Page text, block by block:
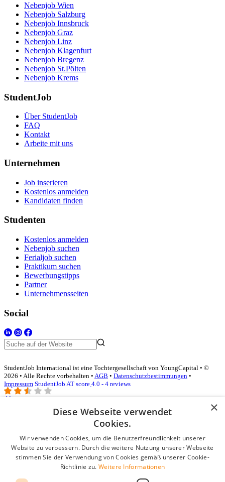
Nebenjob Wien
Nebenjob Salzburg
Nebenjob Innsbruck
Nebenjob Graz
Nebenjob Linz
Nebenjob Klagenfurt
Nebenjob Bregenz
Nebenjob St.Pölten
Nebenjob Krems
StudentJob
Über StudentJob
FAQ
Kontakt
Arbeite mit uns
Unternehmen
Job inserieren
Kostenlos anmelden
Kandidaten finden
Studenten
Kostenlos anmelden
Nebenjob suchen
Ferialjob suchen
Praktikum suchen
Bewerbungstipps
Partner
Unternehmensseiten
Social
StudentJob International ist eine Tochtergesellschaft von YoungCapital • ©
2026 • Alle Rechte vorbehalten • AGB • Datenschutzbestimmungen •
Impressum StudentJob AT score 4.0 - 4 reviews
Login für Unternehmen
E-Mail*
Passwort
Angemeldet bleiben
×
Diese Webseite verwendet
Cookies.
Wir verwenden Cookies, um die Benutzerfreundlichkeit unserer
Website zu verbessern. Durch die weitere Nutzung unserer Webseite
stimmen Sie der Verwendung von Cookies gemäß unserer Cookie-
Richtlinie zu. Weitere Informationen